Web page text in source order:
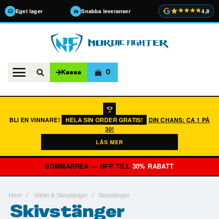
Eget lager Snabba leveranser 4,8
Kassa 0
BLI EN VINNARE! HELA SIN ORDER GRATIS!
DIN CHANS: CA 1 PÅ
30!
LÄS MER
SOMMARREA — UPP TILL 30% RABATT
Hem Vikter & Skivstänger Skivstänger
Skivstänger